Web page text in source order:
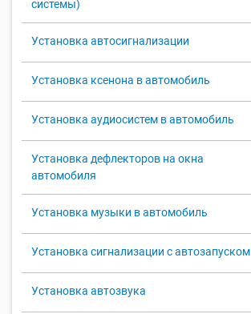
системы)
Установка автосигнализации
Установка ксенона в автомобиль
Установка аудиосистем в автомобиль
Установка дефлекторов на окна
автомобиля
Установка музыки в автомобиль
Установка сигнализации с автозапуском
Установка автозвука